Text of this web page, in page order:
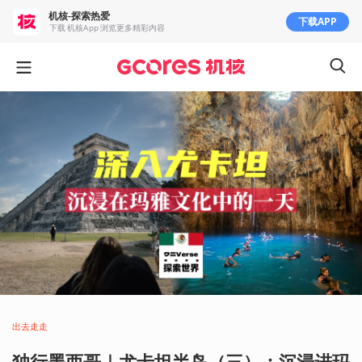
出去走走
机核-探索热爱
下载 机核App 浏览更多精彩内容 下载APP